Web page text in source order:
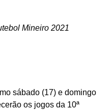
Mineiro 2021
sábado (17) e domingo
os jogos da 10ª